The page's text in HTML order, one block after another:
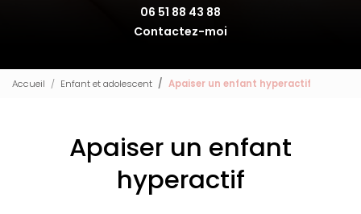
06 51 88 43 88
Contactez-moi
Accueil Enfant et adolescent Apaiser un enfant hyperactif
Apaiser un enfant
hyperactif